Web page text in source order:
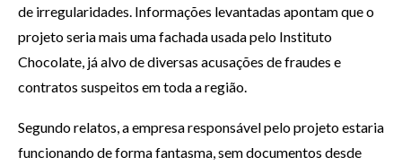
de irregularidades. Informações levantadas apontam que o
projeto seria mais uma fachada usada pelo Instituto
Chocolate, já alvo de diversas acusações de fraudes e
contratos suspeitos em toda a região.
Segundo relatos, a empresa responsável pelo projeto estaria
funcionando de forma fantasma, sem documentos desde